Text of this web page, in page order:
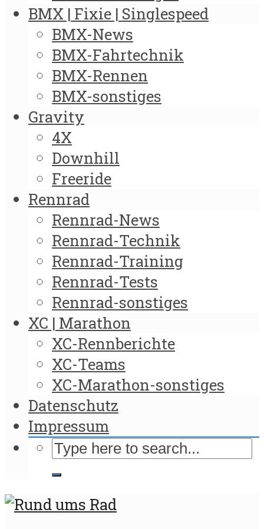
BMX | Fixie | Singlespeed
BMX-News
BMX-Fahrtechnik
BMX-Rennen
BMX-sonstiges
Gravity
4X
Downhill
Freeride
Rennrad
Rennrad-News
Rennrad-Technik
Rennrad-Training
Rennrad-Tests
Rennrad-sonstiges
XC | Marathon
XC-Rennberichte
XC-Teams
XC-Marathon-sonstiges
Datenschutz
Impressum